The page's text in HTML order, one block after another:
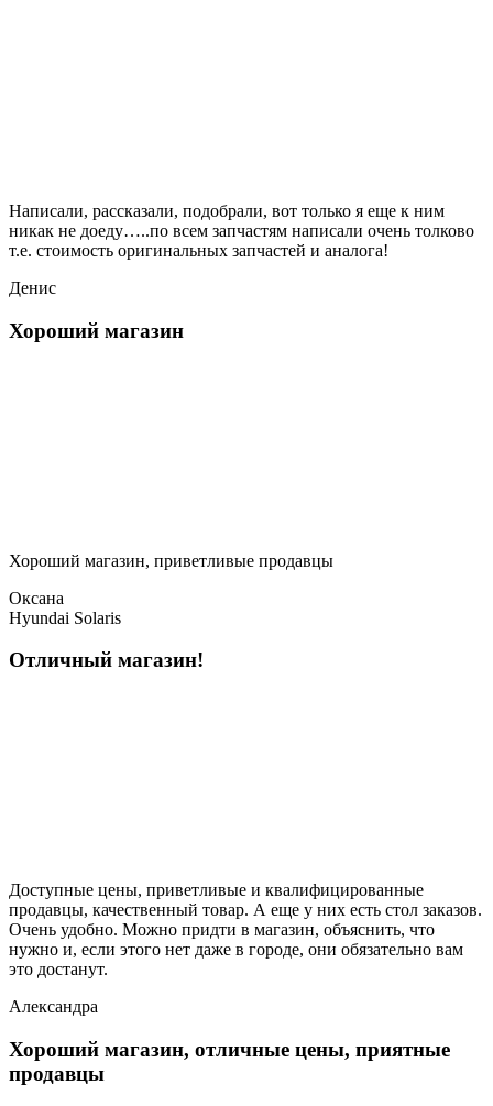
Написали, рассказали, подобрали, вот только я еще к ним
никак не доеду…..по всем запчастям написали очень толково
т.е. стоимость оригинальных запчастей и аналога!
Денис
Хороший магазин
Хороший магазин, приветливые продавцы
Оксана
Hyundai Solaris
Отличный магазин!
Доступные цены, приветливые и квалифицированные
продавцы, качественный товар. А еще у них есть стол заказов.
Очень удобно. Можно придти в магазин, объяснить, что
нужно и, если этого нет даже в городе, они обязательно вам
это достанут.
Александра
Хороший магазин, отличные цены, приятные
продавцы